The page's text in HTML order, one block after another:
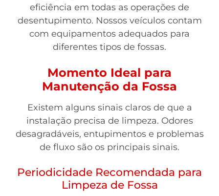
eficiência em todas as operações de
desentupimento. Nossos veículos contam
com equipamentos adequados para
diferentes tipos de fossas.
Momento Ideal para
Manutenção da Fossa
Existem alguns sinais claros de que a
instalação precisa de limpeza. Odores
desagradáveis, entupimentos e problemas
de fluxo são os principais sinais.
Periodicidade Recomendada para
Limpeza de Fossa